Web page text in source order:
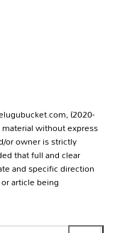
(2020-
without express
or owner is strictly
that full and clear
and specific direction
article being